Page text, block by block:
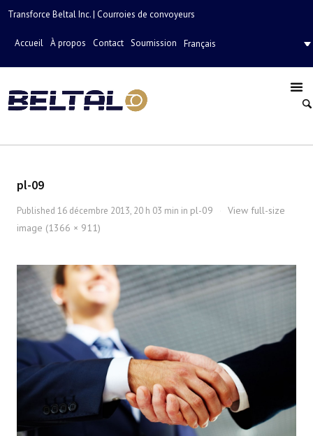
Transforce Beltal Inc. | Courroies de convoyeurs
Accueil À propos Contact Soumission Français
pl-09
Published 16 décembre 2013, 20 h 03 min in pl-09
View full-size
image (1366 × 911)